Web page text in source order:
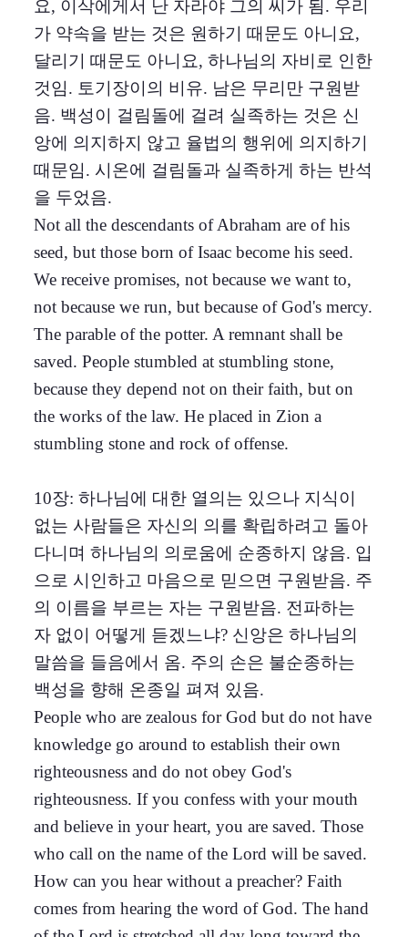
요, 이삭에게서 난 자라야 그의 씨가 됨. 우리
가 약속을 받는 것은 원하기 때문도 아니요,
달리기 때문도 아니요, 하나님의 자비로 인한
것임. 토기장이의 비유. 남은 무리만 구원받
음. 백성이 걸림돌에 걸려 실족하는 것은 신
앙에 의지하지 않고 율법의 행위에 의지하기
때문임. 시온에 걸림돌과 실족하게 하는 반석
을 두었음.
Not all the descendants of Abraham are of his
seed, but those born of Isaac become his seed.
We receive promises, not because we want to,
not because we run, but because of God's mercy.
The parable of the potter. A remnant shall be
saved. People stumbled at stumbling stone,
because they depend not on their faith, but on
the works of the law. He placed in Zion a
stumbling stone and rock of offense.
10장: 하나님에 대한 열의는 있으나 지식이
없는 사람들은 자신의 의를 확립하려고 돌아
다니며 하나님의 의로움에 순종하지 않음. 입
으로 시인하고 마음으로 믿으면 구원받음. 주
의 이름을 부르는 자는 구원받음. 전파하는
자 없이 어떻게 듣겠느냐? 신앙은 하나님의
말씀을 들음에서 옴. 주의 손은 불순종하는
백성을 향해 온종일 펴져 있음.
People who are zealous for God but do not have
knowledge go around to establish their own
righteousness and do not obey God's
righteousness. If you confess with your mouth
and believe in your heart, you are saved. Those
who call on the name of the Lord will be saved.
How can you hear without a preacher? Faith
comes from hearing the word of God. The hand